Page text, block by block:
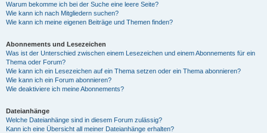
Warum bekomme ich bei der Suche eine leere Seite?
Wie kann ich nach Mitgliedern suchen?
Wie kann ich meine eigenen Beiträge und Themen finden?
Abonnements und Lesezeichen
Was ist der Unterschied zwischen einem Lesezeichen und einem Abonnements für ein
Thema oder Forum?
Wie kann ich ein Lesezeichen auf ein Thema setzen oder ein Thema abonnieren?
Wie kann ich ein Forum abonnieren?
Wie deaktiviere ich meine Abonnements?
Dateianhänge
Welche Dateianhänge sind in diesem Forum zulässig?
Kann ich eine Übersicht all meiner Dateianhänge erhalten?